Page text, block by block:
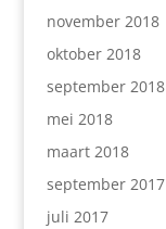
november 2018
oktober 2018
september 2018
mei 2018
maart 2018
september 2017
juli 2017